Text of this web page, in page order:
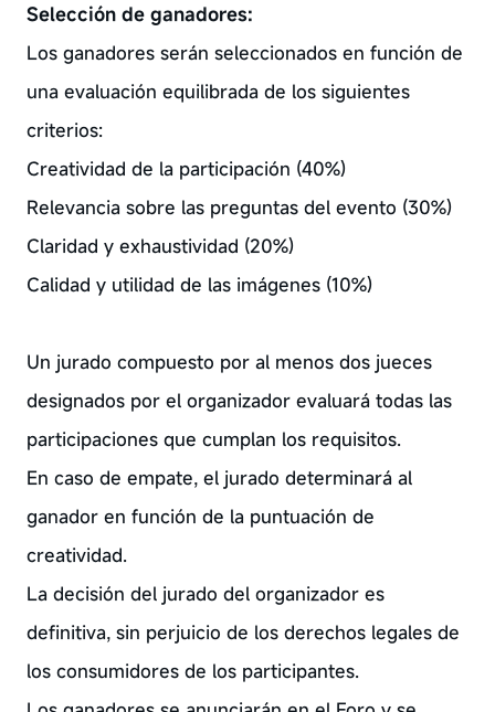
Selección de ganadores:
Los ganadores serán seleccionados en función de
una evaluación equilibrada de los siguientes
criterios:
Creatividad de la participación (40%)
Relevancia sobre las preguntas del evento (30%)
Claridad y exhaustividad (20%)
Calidad y utilidad de las imágenes (10%)
Un jurado compuesto por al menos dos jueces
designados por el organizador evaluará todas las
participaciones que cumplan los requisitos.
En caso de empate, el jurado determinará al
ganador en función de la puntuación de
creatividad.
La decisión del jurado del organizador es
definitiva, sin perjuicio de los derechos legales de
los consumidores de los participantes.